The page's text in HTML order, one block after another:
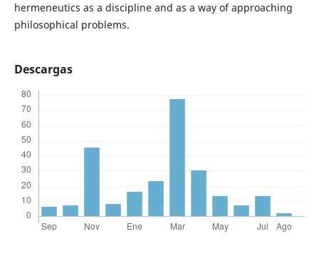
hermeneutics as a discipline and as a way of approaching
philosophical problems.
Descargas